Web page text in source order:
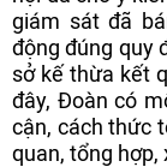
giám sát đã
động đúng quy
sở kế thừa kết
đây, Đoàn có
cận, cách thức
quan, tổng hợp,